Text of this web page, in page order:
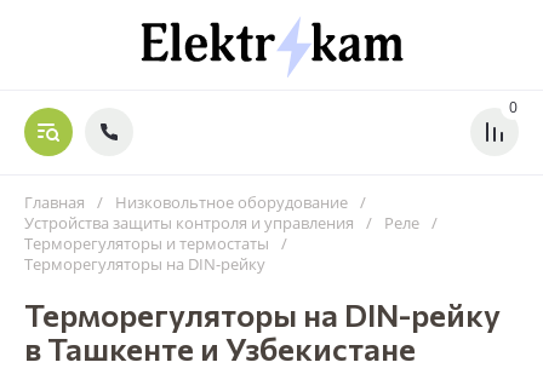
0
Главная / Низковольтное оборудование /
Устройства защиты контроля и управления
/ Реле /
Терморегуляторы и термостаты
/
Терморегуляторы на DIN-рейку
Терморегуляторы на DIN-рейку
в Ташкенте и Узбекистане